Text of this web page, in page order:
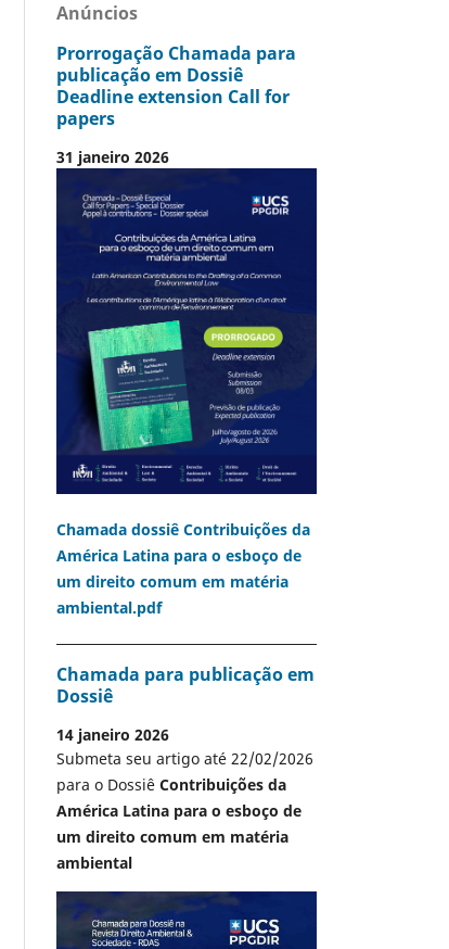
Anúncios
Prorrogação Chamada para
publicação em Dossiê
Deadline extension Call for
papers
31 janeiro 2026
Chamada dossiê Contribuições da
América Latina para o esboço de
um direito comum em matéria
ambiental.pdf
Chamada para publicação em
Dossiê
14 janeiro 2026
Submeta seu artigo até 22/02/2026
para o Dossiê Contribuições da
América Latina para o esboço de
um direito comum em matéria
ambiental